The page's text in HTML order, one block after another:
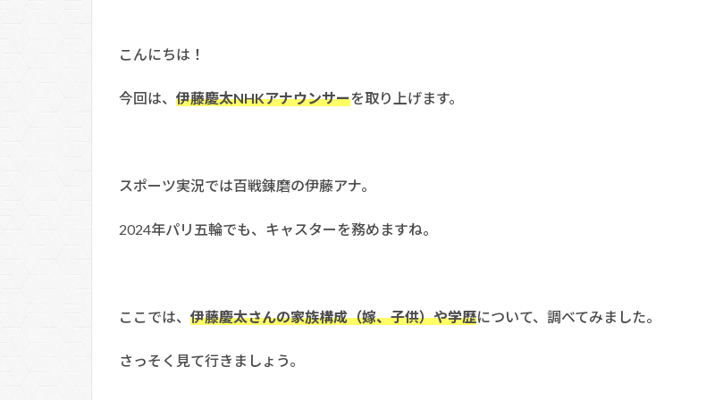
こんにちは！
今回は、 伊藤慶太NHKアナウンサーを取り上げます。
スポーツ実況では百戦錬磨の伊藤アナ。
2024年パリ五輪でも、キャスターを務めますね。
ここでは、 伊藤慶太さんの家族構成（嫁、子供）や学歴について、調べてみました。
さっそく見て行きましょう。